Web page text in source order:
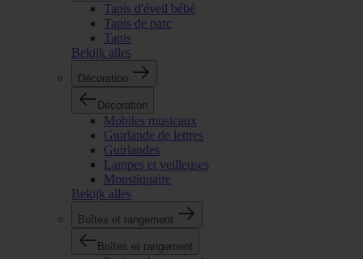
Tapis d'éveil bébé
Tapis de parc
Tapis
Bekijk alles
Décoration
Décoration
Mobiles musicaux
Guirlande de lettres
Guirlandes
Lampes et veilleuses
Moustiquaire
Bekijk alles
Boîtes et rangement
Boîtes et rangement